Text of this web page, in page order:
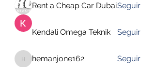
Rent a Cheap Car DubaiSeguir
Kendali Omega Teknik Seguir
hemanjone162
hemanjone162 Seguir